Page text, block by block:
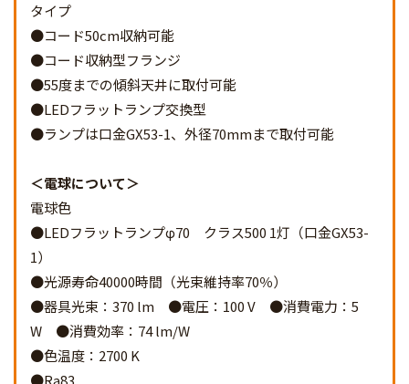
タイプ
●コード50cm収納可能
●コード収納型フランジ
●55度までの傾斜天井に取付可能
●LEDフラットランプ交換型
●ランプは口金GX53-1、外径70mmまで取付可能
電球について
電球色
●LEDフラットランプφ70 クラス500 1灯（口金GX53-
1）
●光源寿命40000時間（光束維持率70％）
●器具光束：370 lm ●電圧：100 V ●消費電力：5
W ●消費効率：74 lm/W
●色温度：2700 K
●Ra83